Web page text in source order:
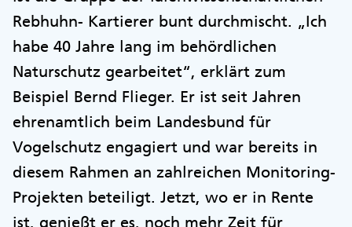
Rebhuhn- Kartierer bunt durchmischt. „Ich
habe 40 Jahre lang im behördlichen
Naturschutz gearbeitet“, erklärt zum
Beispiel Bernd Flieger. Er ist seit Jahren
ehrenamtlich beim Landesbund für
Vogelschutz engagiert und war bereits in
diesem Rahmen an zahlreichen Monitoring-
Projekten beteiligt. Jetzt, wo er in Rente
ist, genießt er es, noch mehr Zeit für